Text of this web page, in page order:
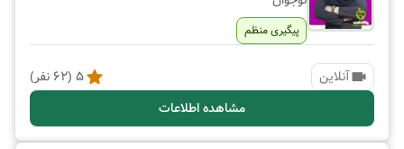
پیگیری منظم
آنلاین 5
(
62 نفر)
مشاهده اطلاعات